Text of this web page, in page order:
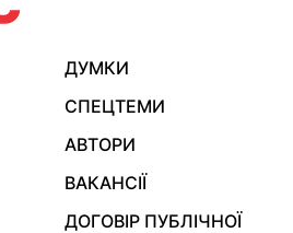
ДУМКИ
СПЕЦТЕМИ
АВТОРИ
ВАКАНСІЇ
ДОГОВІР ПУБЛІЧНОЇ